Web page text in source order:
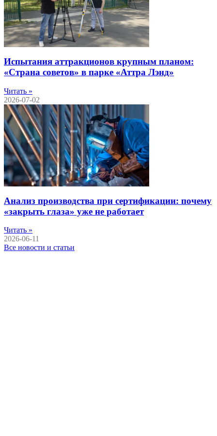
Испытания аттракционов крупным планом:
«Страна советов» в парке «Аттра Лэнд»
Читать »
2026-07-02
Анализ производства при сертификации: почему
«закрыть глаза» уже не работает
Читать »
2026-06-11
Все новости и статьи